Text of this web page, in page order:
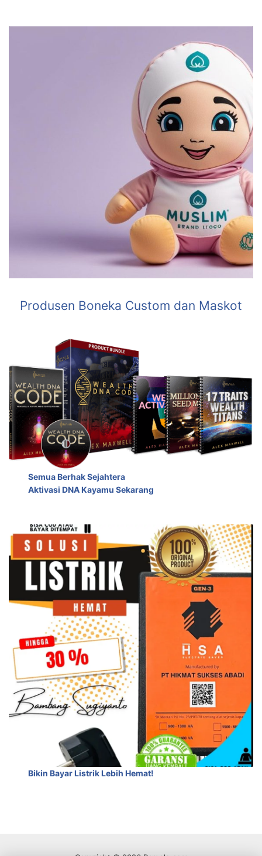
Produsen Boneka Custom dan Maskot
Semua Berhak Sejahtera
Aktivasi DNA Kayamu Sekarang
Bikin Bayar Listrik Lebih Hemat!